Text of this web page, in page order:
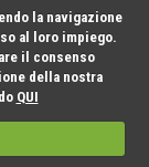
la navigazione
al loro impiego.
il consenso
della nostra
QUI